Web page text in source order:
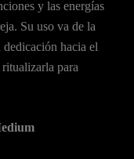
y las energías
Su uso va de la
hacia el
para